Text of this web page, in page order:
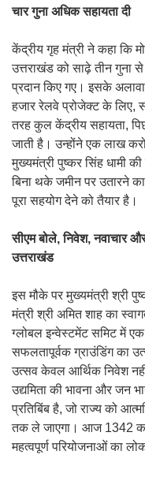
चार गुना अधिक सहायता दी
केंद्रीय गृह मंत्री ने कहा कि
उत्तराखंड को साढ़े तीन
प्रदान किए गए। इसके
हजार रेलवे प्रोजेक्ट के लिए,
तरह कुल केंद्रीय सहायता,
जाती है। उन्होंने एक लाख
मुख्यमंत्री पुष्कर सिंह धामी
बिना थके जमीन पर उतारने
पूरा सहयोग देने को तैयार है।
सीएम बोले, निवेश, नवाचार
उत्तराखंड
इस मौके पर मुख्यमंत्री श्री
मंत्री श्री अमित शाह का
ग्लोबल इन्वेस्टमेंट समिट में
सफलतापूर्वक ग्राउंडिंग का
उत्सव केवल आर्थिक निवेश
उद्यमिता की भावना और जन
प्रतिबिंब है, जो राज्य को
तक ले जाएगा। आज 1342
महत्वपूर्ण परियोजनाओं का